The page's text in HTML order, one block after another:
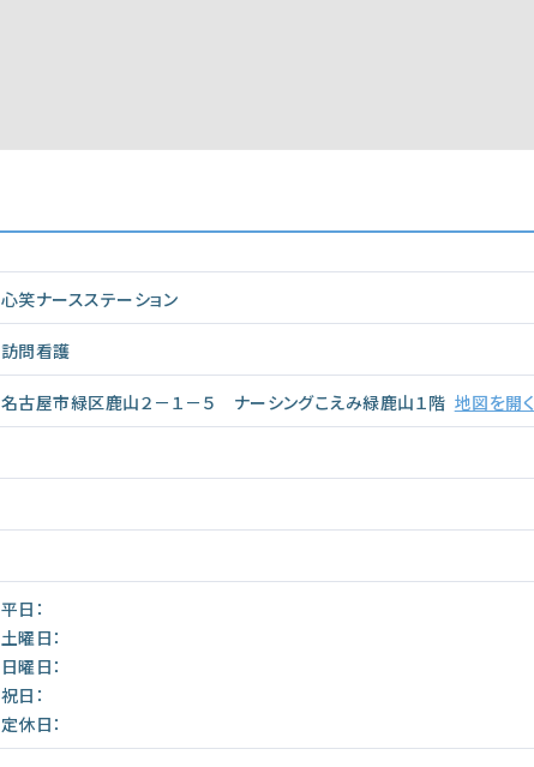
心笑ナースステーション
訪問看護
名古屋市緑区鹿山２－１－５ ナーシングこえみ緑鹿山１階 地図を開く
平日：
土曜日：
日曜日：
祝日：
定休日：